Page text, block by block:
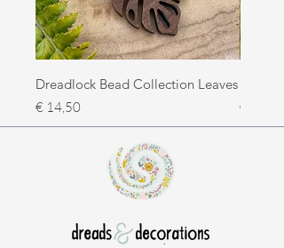
Dreadlock Bead Collection Leaves
Prijs
€ 14,50
Prijs
€ 14,50